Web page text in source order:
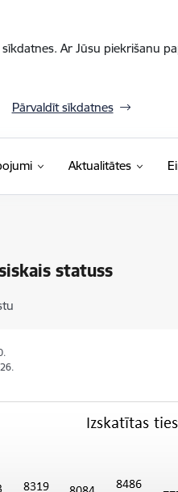
Ar Jūsu piekrišanu
Pārvaldīt sīkdatnes
Aktualitātes
statuss